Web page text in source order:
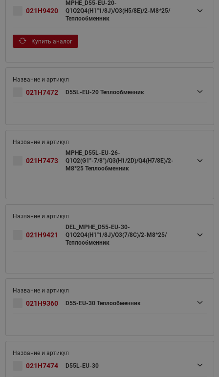
021H9420
MPHE_D55-EU-20-
Q1Q2Q4(H1''1/8J)/Q3(H5/8E)/2-M8*25/
Теплообменник
Купить аналог
021H7472 D55L-EU-20 Теплообменник
021H7473
MPHE_D55L-EU-26-
Q1Q2(G1"-7/8")/Q3(H1/2D)/Q4(H7/8E)/2-
M8*25 Теплообменник
021H9421
DEL_MPHE_D55-EU-30-
Q1Q2Q4(H1''1/8J)/Q3(7/8C)/2-M8*25/
Теплообменник
021H9360 D55-EU-30 Теплообменник
021H7474 D55L-EU-30